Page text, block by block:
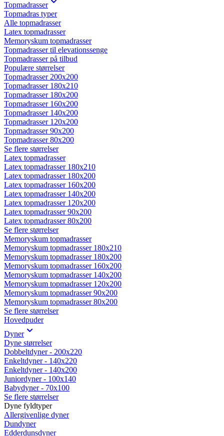
Topmadrasser
Topmadras typer
Alle topmadrasser
Latex topmadrasser
Memoryskum topmadrasser
Topmadrasser til elevationssenge
Topmadrasser på tilbud
Populære størrelser
Topmadrasser 200x200
Topmadrasser 180x210
Topmadrasser 180x200
Topmadrasser 160x200
Topmadrasser 140x200
Topmadrasser 120x200
Topmadrasser 90x200
Topmadrasser 80x200
Se flere størrelser
Latex topmadrasser
Latex topmadrasser 180x210
Latex topmadrasser 180x200
Latex topmadrasser 160x200
Latex topmadrasser 140x200
Latex topmadrasser 120x200
Latex topmadrasser 90x200
Latex topmadrasser 80x200
Se flere størrelser
Memoryskum topmadrasser
Memoryskum topmadrasser 180x210
Memoryskum topmadrasser 180x200
Memoryskum topmadrasser 160x200
Memoryskum topmadrasser 140x200
Memoryskum topmadrasser 120x200
Memoryskum topmadrasser 90x200
Memoryskum topmadrasser 80x200
Se flere størrelser
Hovedpuder
Dyner
Dyne størrelser
Dobbeltdyner - 200x220
Enkeltdyner - 140x220
Enkeltdyner - 140x200
Juniordyner - 100x140
Babydyner - 70x100
Se flere størrelser
Dyne fyldtyper
Allergivenlige dyner
Dundyner
Edderdunsdyner